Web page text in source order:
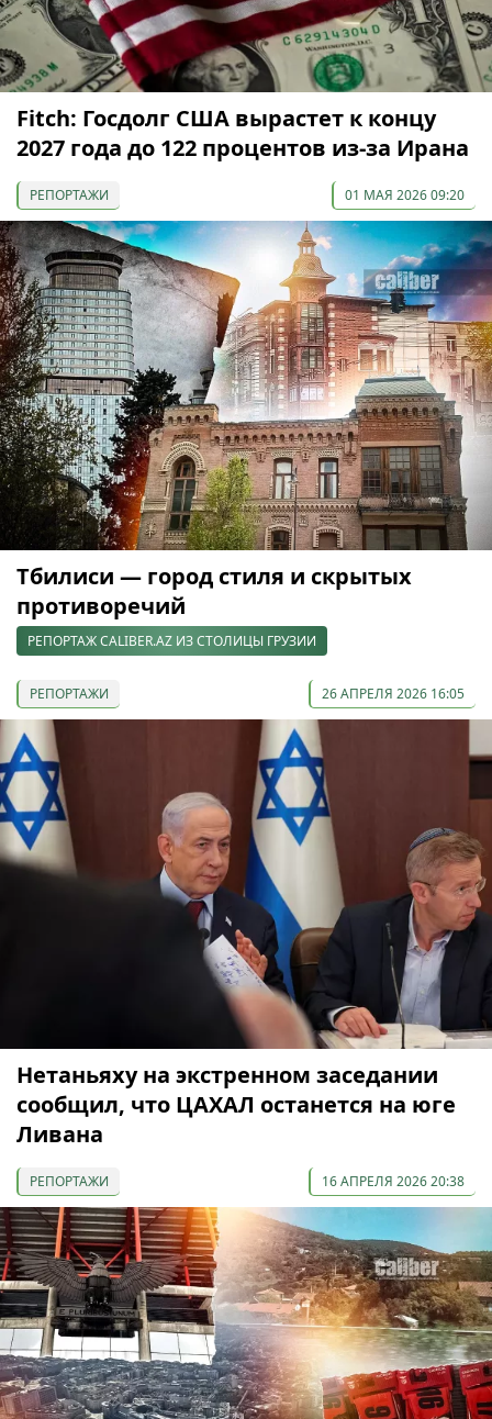
Fitch: Госдолг США вырастет к концу
2027 года до 122 процентов из-за Ирана
РЕПОРТАЖИ 01 МАЯ 2026 09:20
Тбилиси — город стиля и скрытых
противоречий
РЕПОРТАЖ CALIBER.AZ ИЗ СТОЛИЦЫ ГРУЗИИ
РЕПОРТАЖИ 26 АПРЕЛЯ 2026 16:05
Нетаньяху на экстренном заседании
сообщил, что ЦАХАЛ останется на юге
Ливана
РЕПОРТАЖИ 16 АПРЕЛЯ 2026 20:38